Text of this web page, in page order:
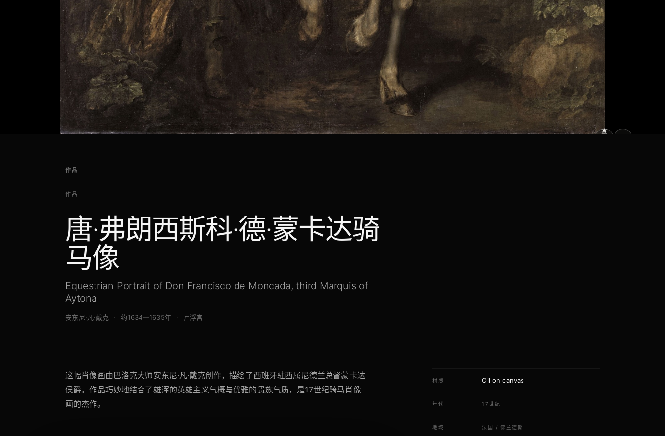
查
作品
作品
唐·弗朗西斯科·德·蒙卡达骑
马像
Equestrian Portrait of Don Francisco de Moncada, third Marquis of
Aytona
安东尼·凡·戴克 约1634—1635年 卢浮宫
这幅肖像画由巴洛克大师安东尼·凡·戴克创作，描绘了西班牙驻西属尼德兰总督蒙卡达
侯爵。作品巧妙地结合了雄浑的英雄主义气概与优雅的贵族气质，是17世纪骑马肖像
画的杰作。
材质 Oil on canvas
年代 17世纪
地域 法国 /佛兰德斯